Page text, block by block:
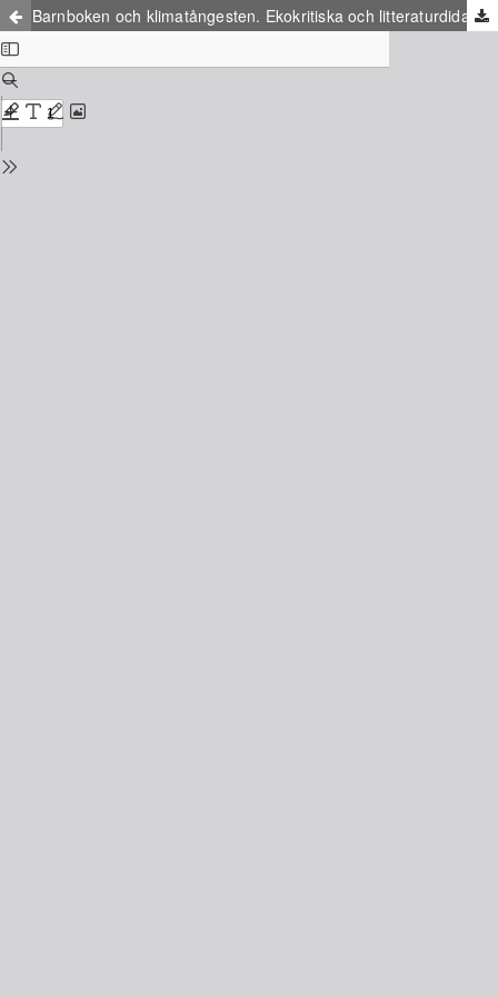
Barnboken och klimatångesten. Ekokritiska och litteraturdidaktiska perspektiv på undergångsskildringar i Om dagen tar slut, Slutet och Kometjakten*